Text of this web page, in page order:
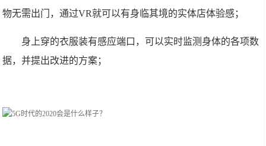
物无需出门，通过VR就可以有身临其境的实体店体验感；
身上穿的衣服装有感应端口，可以实时监测身体的各项数
据，并提出改进的方案；